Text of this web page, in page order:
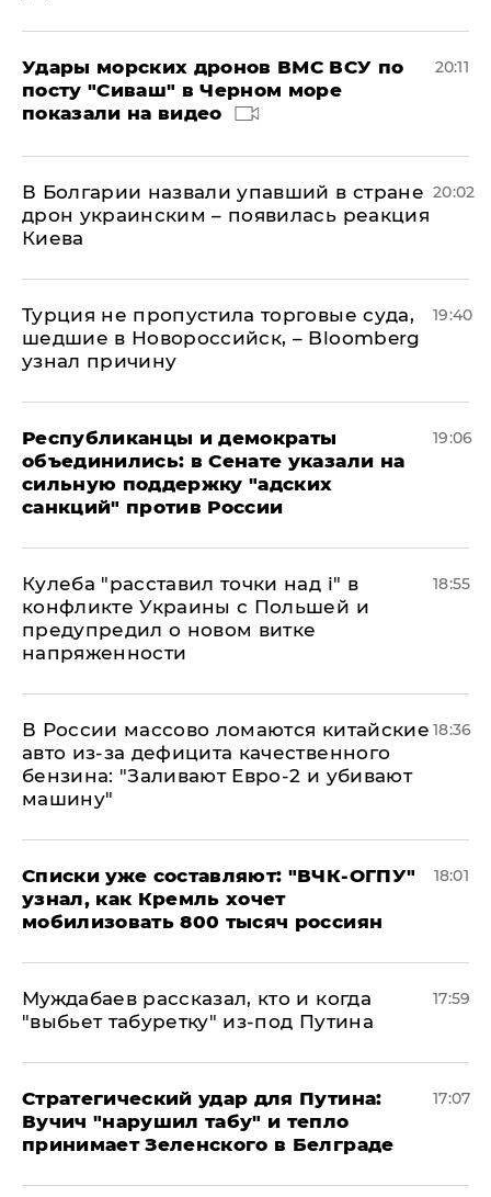
Удары морских дронов ВМС ВСУ по
посту "Сиваш" в Черном море
показали на видео
20:11
В Болгарии назвали упавший в стране
дрон украинским – появилась реакция
Киева
20:02
Турция не пропустила торговые суда,
шедшие в Новороссийск, – Bloomberg
узнал причину
19:40
Республиканцы и демократы
объединились: в Сенате указали на
сильную поддержку "адских
санкций" против России
19:06
Кулеба "расставил точки над і" в
конфликте Украины с Польшей и
предупредил о новом витке
напряженности
18:55
В России массово ломаются китайские
авто из-за дефицита качественного
бензина: "Заливают Евро-2 и убивают
машину"
18:36
Списки уже составляют: "ВЧК-ОГПУ"
узнал, как Кремль хочет
мобилизовать 800 тысяч россиян
18:01
Муждабаев рассказал, кто и когда
"выбьет табуретку" из-под Путина
17:59
Стратегический удар для Путина:
Вучич "нарушил табу" и тепло
принимает Зеленского в Белграде
17:07